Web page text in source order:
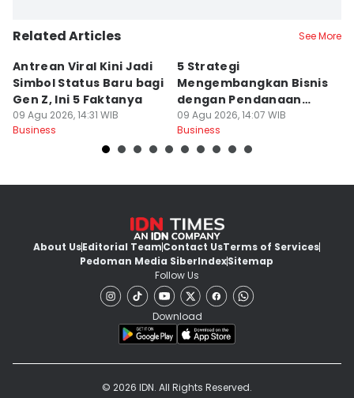
Related Articles See More
Antrean Viral Kini Jadi
Simbol Status Baru bagi
Gen Z, Ini 5 Faktanya
09 Agu 2026, 14:31 WIB
Business
5 Strategi
Mengembangkan Bisnis
dengan Pendanaan
Internal yang Sehat
09 Agu 2026, 14:07 WIB
Business
About UsEditorial TeamContact UsTerms of Services
Pedoman Media SiberIndexSitemap
Follow Us
Download
© 2026 IDN. All Rights Reserved.